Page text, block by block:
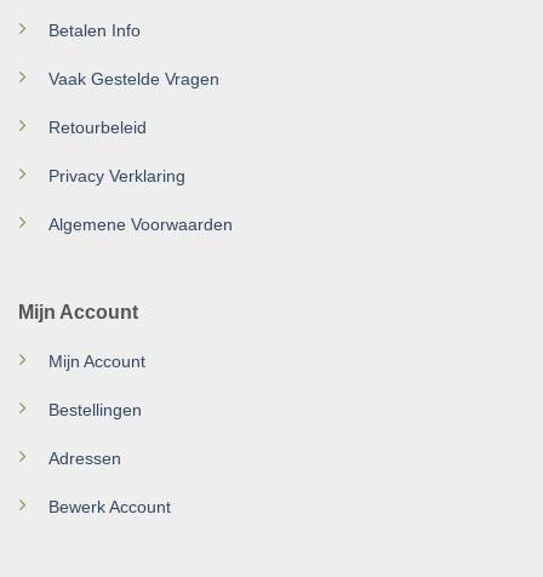
Betalen Info
Vaak Gestelde Vragen
Retourbeleid
Privacy Verklaring
Algemene Voorwaarden
Mijn Account
Mijn Account
Bestellingen
Adressen
Bewerk Account